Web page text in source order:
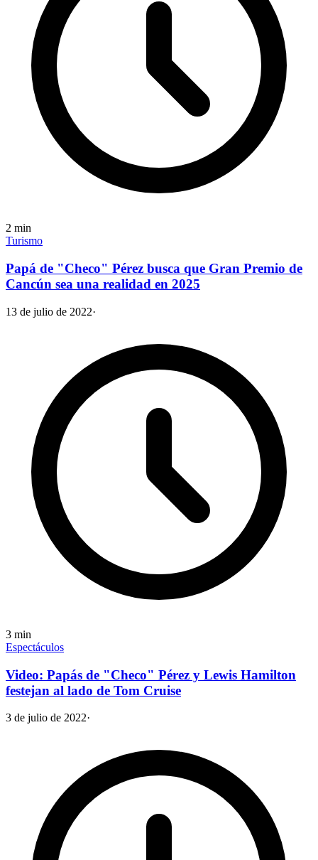
2 min
Turismo
Papá de "Checo" Pérez busca que Gran Premio de
Cancún sea una realidad en 2025
13 de julio de 2022·
3 min
Espectáculos
Video: Papás de "Checo" Pérez y Lewis Hamilton
festejan al lado de Tom Cruise
3 de julio de 2022·